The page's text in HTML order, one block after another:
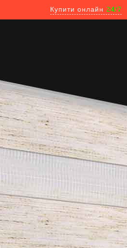
Купити онлайн 24/7